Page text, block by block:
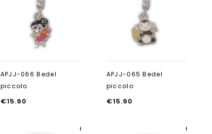
APJJ-066 Bedel
piccolo
€15.90
APJJ-065 Bedel
piccolo
€15.90